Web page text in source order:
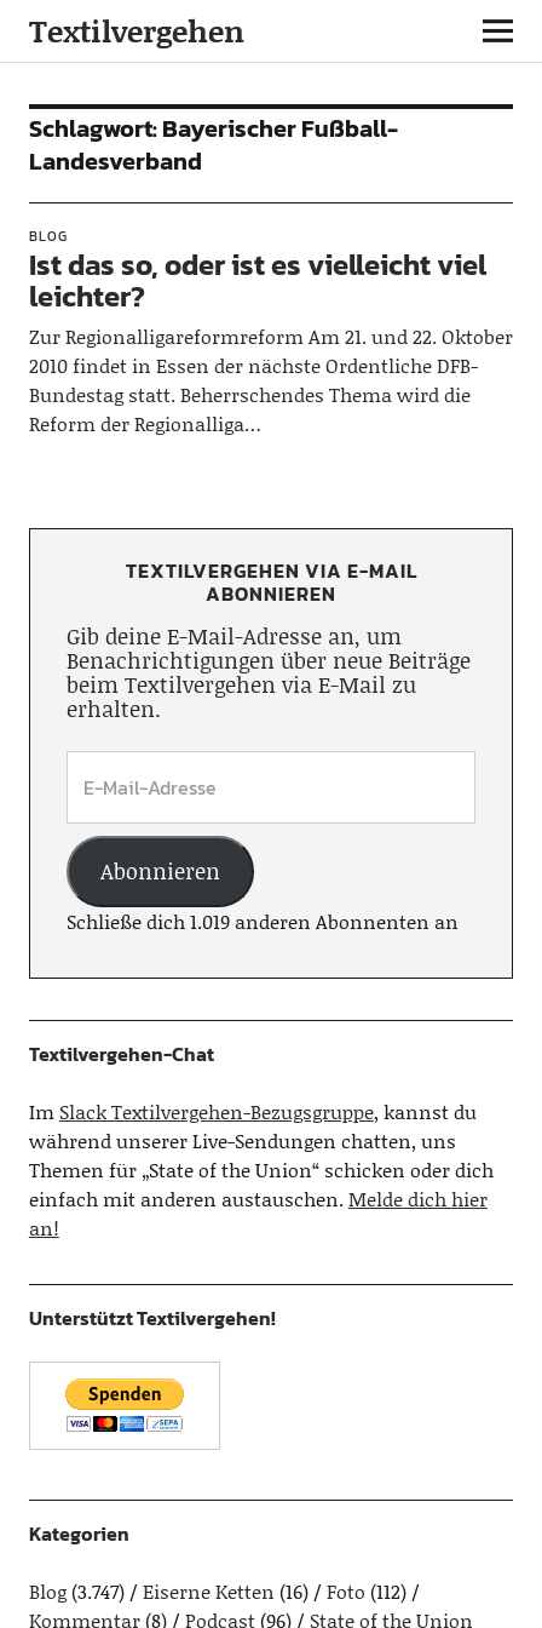
Textilvergehen
Schlagwort:Bayerischer Fußball-
Landesverband
BLOG
Ist das so, oder ist es vielleicht viel
leichter?
Zur Regionalligareformreform Am 21. und 22. Oktober
2010 findet in Essen der nächste Ordentliche DFB-
Bundestag statt. Beherrschendes Thema wird die
Reform der Regionalliga…
TEXTILVERGEHEN VIA E-MAIL
ABONNIEREN
Gib deine E-Mail-Adresse an, um
Benachrichtigungen über neue Beiträge
beim Textilvergehen via E-Mail zu
erhalten.
Abonnieren
Schließe dich 1.019 anderen Abonnenten an
Textilvergehen-Chat
Im Slack Textilvergehen-Bezugsgruppe, kannst du
während unserer Live-Sendungen chatten, uns
Themen für „State of the Union“ schicken oder dich
einfach mit anderen austauschen.Melde dich hier
an!
Unterstützt Textilvergehen!
Kategorien
Blog(3.747) Eiserne Ketten (16) Foto (112)
Kommentar(8) Podcast(96) State of the Union